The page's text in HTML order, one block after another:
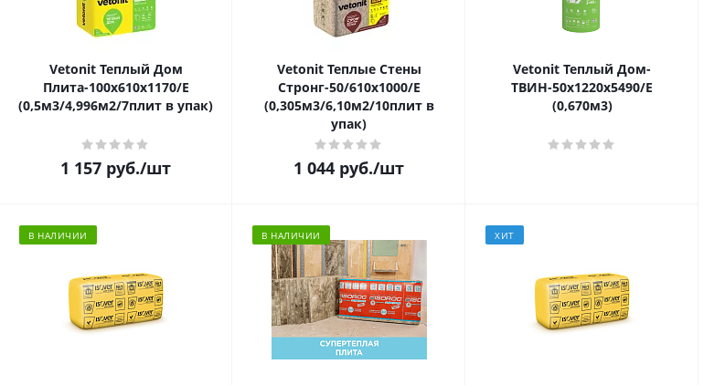
Vetonit Теплый Дом
Плита-100x610х1170/Е
(0,5м3/4,996м2/7плит в упак)
1 157 руб./шт
Vetonit Теплые Стены
Стронг-50/610х1000/Е
(0,305м3/6,10м2/10плит в
упак)
1 044 руб./шт
Vetonit Теплый Дом-
ТВИН-50х1220х5490/Е
(0,670м3)
В НАЛИЧИИ В НАЛИЧИИ ХИТ